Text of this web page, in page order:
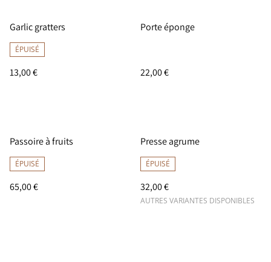
Garlic gratters
ÉPUISÉ
13,00 €
Porte éponge
22,00 €
Passoire à fruits
ÉPUISÉ
65,00 €
Presse agrume
ÉPUISÉ
32,00 €
AUTRES VARIANTES DISPONIBLES